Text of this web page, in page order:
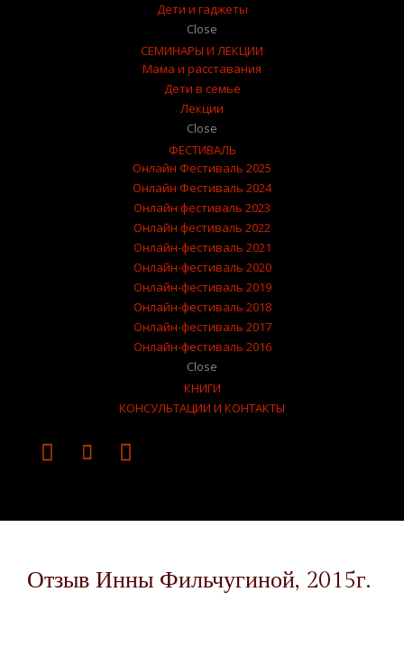
Дети и гаджеты
Close
СЕМИНАРЫ И ЛЕКЦИИ
Мама и расставания
Дети в семье
Лекции
Close
ФЕСТИВАЛЬ
Онлайн Фестиваль 2025
Онлайн Фестиваль 2024
Онлайн фестиваль 2023
Онлайн фестиваль 2022
Онлайн-фестиваль 2021
Онлайн-фестиваль 2020
Онлайн-фестиваль 2019
Онлайн-фестиваль 2018
Онлайн-фестиваль 2017
Онлайн-фестиваль 2016
Close
КНИГИ
КОНСУЛЬТАЦИИ И КОНТАКТЫ
  
Отзыв Инны Фильчугиной, 2015г.